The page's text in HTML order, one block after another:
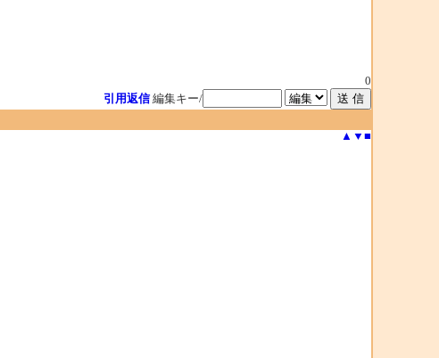
0
引用返信 編集キー/
▲ ▼ ■